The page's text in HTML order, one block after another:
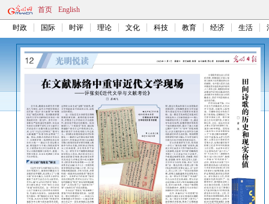
首页 English
时政 国际 时评 理论 文化 科技 教育 经济 生活